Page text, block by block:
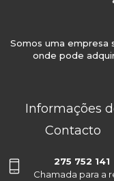
Somos uma empresa
onde pode
Informações
Contacto
275 752 141
Chamada para a